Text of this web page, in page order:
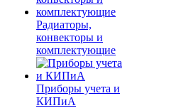
Радиаторы,
конвекторы и
комплектующие
Приборы учета и
КИПиА